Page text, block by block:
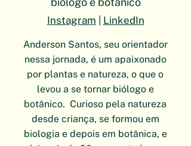
Instagram LinkedIn
Anderson Santos, seu orientador
nessa jornada, é um apaixonado
por plantas e natureza, o que o
levou a se tornar biólogo e
botânico. Curioso pela natureza
desde criança, se formou em
biologia e depois em botânica, e